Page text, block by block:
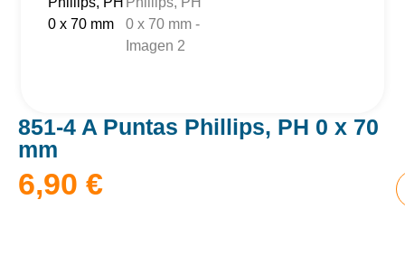
851-4 A Puntas Phillips, PH 0 x 70
mm
6,90 €